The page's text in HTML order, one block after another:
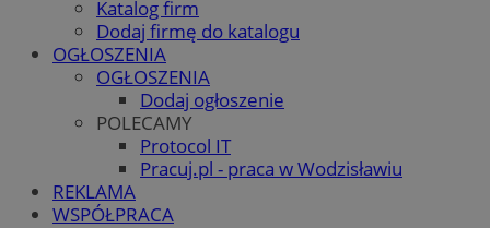
Katalog firm
Dodaj firmę do katalogu
OGŁOSZENIA
OGŁOSZENIA
Dodaj ogłoszenie
POLECAMY
Protocol IT
Pracuj.pl - praca w Wodzisławiu
REKLAMA
WSPÓŁPRACA